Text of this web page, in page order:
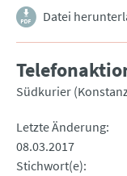
Datei
Südkurier
Letzte Änderung
08.03.2017
Stichwort(e)